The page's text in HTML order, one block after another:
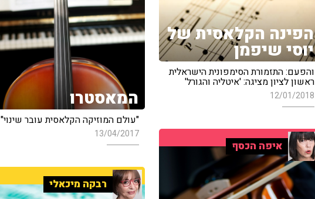
הפינה הקלאסית של
יוסי שיפמן
והפעם: התזמורת הסימפונית הישראלית
ראשון לציון מציגה: 'איטליה והגורל'
12/01/2018 המאסטרו
"עולם המוזיקה הקלאסית עובר שינוי"
13/04/2017
איפה הכסף
רבקה מיכאלי